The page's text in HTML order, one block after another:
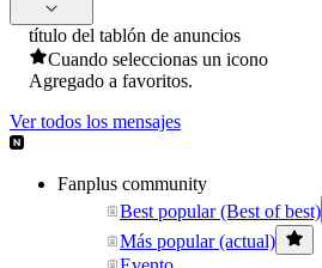
título del tablón de anuncios
Cuando seleccionas un icono
Agregado a favoritos.
Ver todos los mensajes
Fanplus community
Best popular (Best of best)
Más popular (actual)